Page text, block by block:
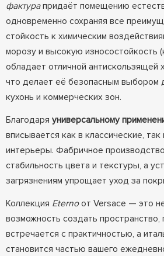
фактурапридаёт помещению
одновременно сохраняя все
стойкость к химическим
морозу и высокую износостойкость
обладает отличной антискользящей
что делает её безопасным выбором
кухонь и коммерческих зон.
Благодаря универсальному
вписывается как в классические,
интерьеры. Фабричное
стабильность цвета и текстуры, а
загрязнениям упрощает уход за
Коллекция Eternoот Versace — это
возможность создать пространство,
встречается с практичностью, а
становится частью вашего